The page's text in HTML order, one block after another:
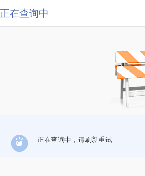
正在查询中
正在查询中，请刷新重试